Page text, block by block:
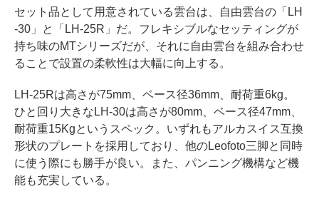
セット品として用意されている雲台は、自由雲台の「LH
-30」と「LH-25R」だ。フレキシブルなセッティングが
持ち味のMTシリーズだが、それに自由雲台を組み合わせ
ることで設置の柔軟性は大幅に向上する。
LH-25Rは高さが75mm、ベース径36mm、耐荷重6kg。
ひと回り大きなLH-30は高さが80mm、ベース径47mm、
耐荷重15Kgというスペック。いずれもアルカスイス互換
形状のプレートを採用しており、他のLeofoto三脚と同時
に使う際にも勝手が良い。また、パンニング機構など機
能も充実している。